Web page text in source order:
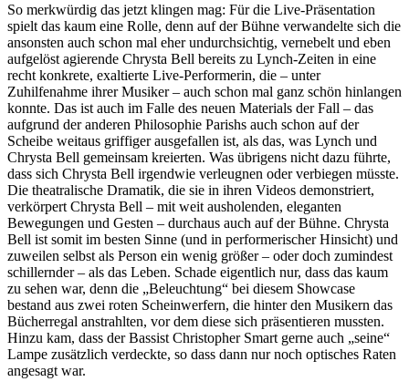
So merkwürdig das jetzt klingen mag: Für die Live-Präsentation
spielt das kaum eine Rolle, denn auf der Bühne verwandelte sich die
ansonsten auch schon mal eher undurchsichtig, vernebelt und eben
aufgelöst agierende Chrysta Bell bereits zu Lynch-Zeiten in eine
recht konkrete, exaltierte Live-Performerin, die – unter
Zuhilfenahme ihrer Musiker – auch schon mal ganz schön hinlangen
konnte. Das ist auch im Falle des neuen Materials der Fall – das
aufgrund der anderen Philosophie Parishs auch schon auf der
Scheibe weitaus griffiger ausgefallen ist, als das, was Lynch und
Chrysta Bell gemeinsam kreierten. Was übrigens nicht dazu führte,
dass sich Chrysta Bell irgendwie verleugnen oder verbiegen müsste.
Die theatralische Dramatik, die sie in ihren Videos demonstriert,
verkörpert Chrysta Bell – mit weit ausholenden, eleganten
Bewegungen und Gesten – durchaus auch auf der Bühne. Chrysta
Bell ist somit im besten Sinne (und in performerischer Hinsicht) und
zuweilen selbst als Person ein wenig größer – oder doch zumindest
schillernder – als das Leben. Schade eigentlich nur, dass das kaum
zu sehen war, denn die „Beleuchtung“ bei diesem Showcase
bestand aus zwei roten Scheinwerfern, die hinter den Musikern das
Bücherregal anstrahlten, vor dem diese sich präsentieren mussten.
Hinzu kam, dass der Bassist Christopher Smart gerne auch „seine“
Lampe zusätzlich verdeckte, so dass dann nur noch optisches Raten
angesagt war.